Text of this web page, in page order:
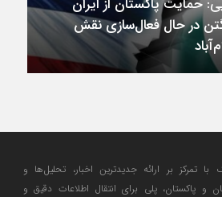
حمایت پاکستان از ایران
در حال فعال‌سازی نقش
تمرکز بر ارائه جدیدترین اخبار، تحلیل‌ها و
و پاکستان، پلی برای انتقال اطلاعات دقیق و